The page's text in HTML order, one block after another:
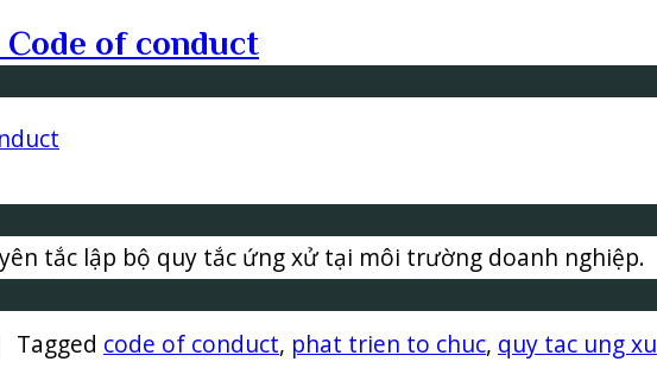
of conduct
tắc lập bộ quy tắc ứng xử tại môi trường doanh nghiệp.
Tagged code of conduct, phat trien to chuc, quy tac ung xu